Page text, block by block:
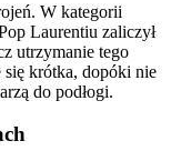
W kategorii
Laurentiu zaliczył
utrzymanie tego
się krótka, dopóki nie
do podłogi.